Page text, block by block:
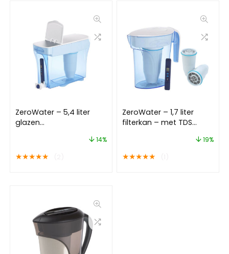
ZeroWater – 5,4 liter
glazen
14%
★★★★★
ZeroWater – 1,7 liter
filterkan – met TDS
19%
★★★★★